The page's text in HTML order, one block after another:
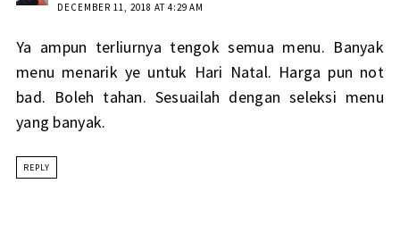
DECEMBER 11, 2018 AT 4:29 AM
Ya ampun terliurnya tengok semua menu. Banyak
menu menarik ye untuk Hari Natal. Harga pun not
bad. Boleh tahan. Sesuailah dengan seleksi menu
yang banyak.
REPLY